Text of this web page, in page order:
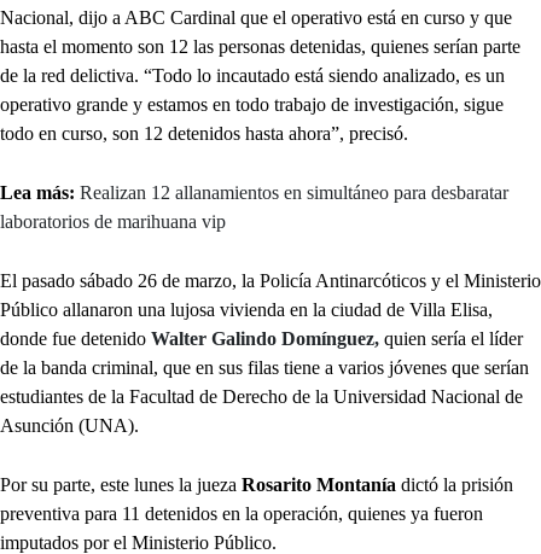
Nacional, dijo a ABC Cardinal que el operativo está en curso y que
hasta el momento son 12 las personas detenidas, quienes serían parte
de la red delictiva. “Todo lo incautado está siendo analizado, es un
operativo grande y estamos en todo trabajo de investigación, sigue
todo en curso, son 12 detenidos hasta ahora”, precisó.
Lea más: Realizan 12 allanamientos en simultáneo para desbaratar
laboratorios de marihuana vip
El pasado sábado 26 de marzo, la Policía Antinarcóticos y el Ministerio
Público allanaron una lujosa vivienda en la ciudad de Villa Elisa,
donde fue detenido Walter Galindo Domínguez, quien sería el líder
de la banda criminal, que en sus filas tiene a varios jóvenes que serían
estudiantes de la Facultad de Derecho de la Universidad Nacional de
Asunción (UNA).
Por su parte, este lunes la jueza Rosarito Montanía dictó la prisión
preventiva para 11 detenidos en la operación, quienes ya fueron
imputados por el Ministerio Público.